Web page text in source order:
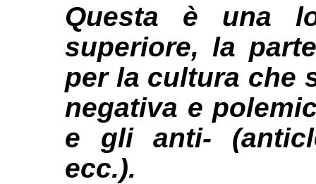
Questa è una
superiore, la
per la cultura che
negativa e
e gli anti-
ecc.).